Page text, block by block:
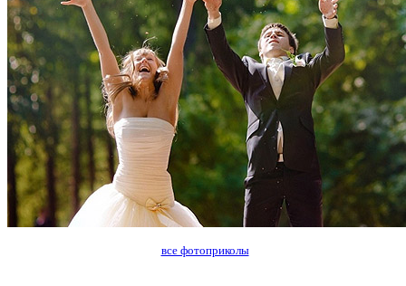
все фотоприколы